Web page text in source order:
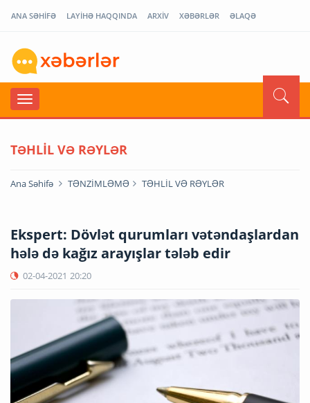
ANA SƏHİFƏ LAYİHƏ HAQQINDA ARXİV XƏBƏRLƏR ƏLAQƏ
TƏHLİL VƏ RƏYLƏR
Ana Səhifə TƏNZİMLƏMƏ TƏHLİL VƏ RƏYLƏR
Ekspert: Dövlət qurumları vətəndaşlardan
hələ də kağız arayışlar tələb edir
02-04-2021 20:20